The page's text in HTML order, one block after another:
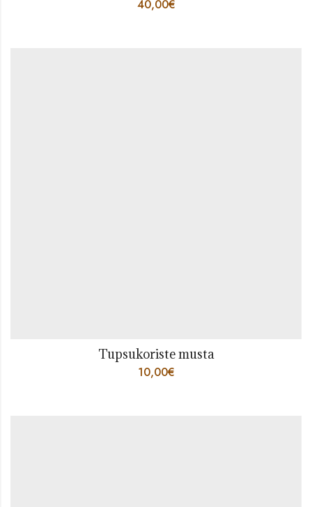
40,00€
Tupsukoriste musta
10,00€